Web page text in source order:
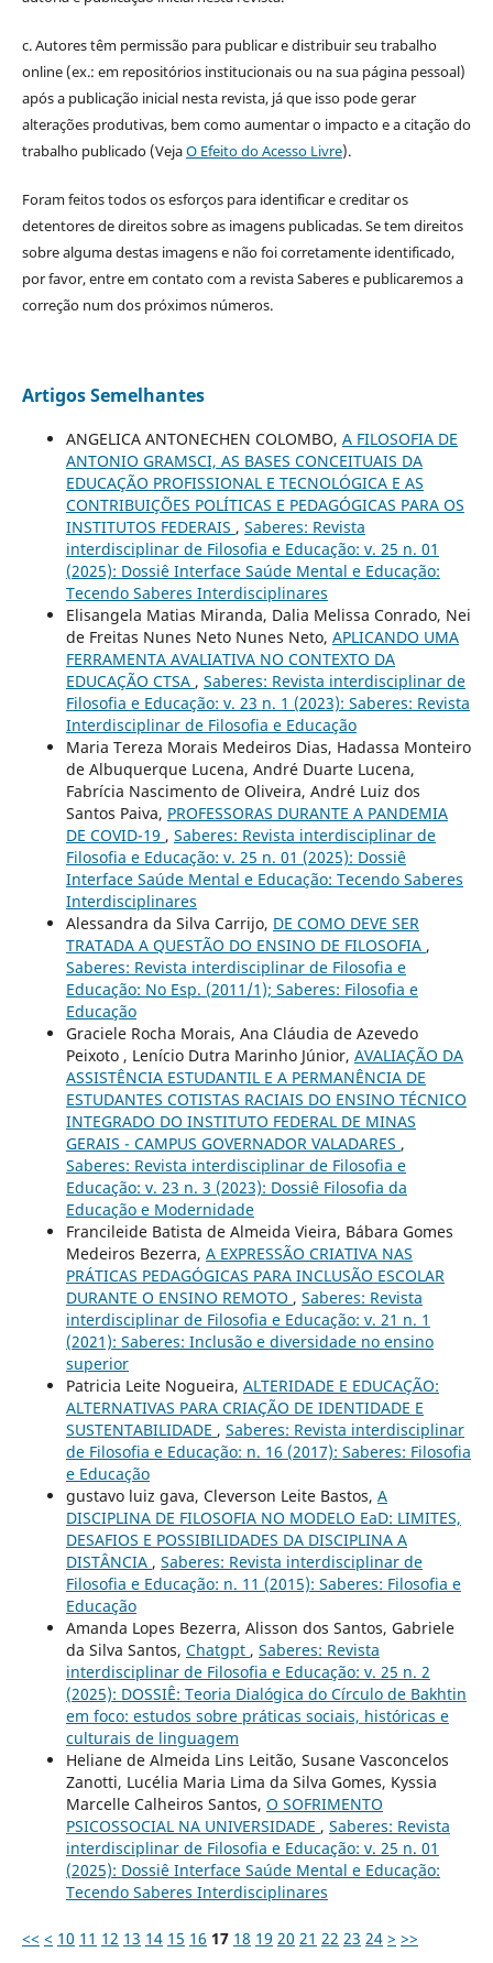
c. Autores têm permissão para publicar e distribuir seu trabalho
online (ex.: em repositórios institucionais ou na sua página pessoal)
após a publicação inicial nesta revista, já que isso pode gerar
alterações produtivas, bem como aumentar o impacto e a citação do
trabalho publicado (VejaO Efeito do Acesso Livre).
Foram feitos todos os esforços para identificar e creditar os
detentores de direitos sobre as imagens publicadas. Se tem direitos
sobre alguma destas imagens e não foi corretamente identificado,
por favor, entre em contato com a revista Saberes e publicaremos a
correção num dos próximos números.
Artigos Semelhantes
ANGELICA ANTONECHEN COLOMBO, A FILOSOFIA DE
ANTONIO GRAMSCI, AS BASES CONCEITUAIS DA
EDUCAÇÃO PROFISSIONAL E TECNOLÓGICA E AS
CONTRIBUIÇÕES POLÍTICAS E PEDAGÓGICAS PARA OS
INSTITUTOS FEDERAIS , Saberes: Revista
interdisciplinar de Filosofia e Educação: v. 25 n. 01
(2025): Dossiê Interface Saúde Mental e Educação:
Tecendo Saberes Interdisciplinares
Elisangela Matias Miranda, Dalia Melissa Conrado, Nei
de Freitas Nunes Neto Nunes Neto, APLICANDO UMA
FERRAMENTA AVALIATIVA NO CONTEXTO DA
EDUCAÇÃO CTSA , Saberes: Revista interdisciplinar de
Filosofia e Educação: v. 23 n. 1 (2023): Saberes: Revista
Interdisciplinar de Filosofia e Educação
Maria Tereza Morais Medeiros Dias, Hadassa Monteiro
de Albuquerque Lucena, André Duarte Lucena,
Fabrícia Nascimento de Oliveira, André Luiz dos
Santos Paiva, PROFESSORAS DURANTE A PANDEMIA
DE COVID-19 , Saberes: Revista interdisciplinar de
Filosofia e Educação: v. 25 n. 01 (2025): Dossiê
Interface Saúde Mental e Educação: Tecendo Saberes
Interdisciplinares
Alessandra da Silva Carrijo, DE COMO DEVE SER
TRATADA A QUESTÃO DO ENSINO DE FILOSOFIA ,
Saberes: Revista interdisciplinar de Filosofia e
Educação: No Esp. (2011/1); Saberes: Filosofia e
Educação
Graciele Rocha Morais, Ana Cláudia de Azevedo
Peixoto , Lenício Dutra Marinho Júnior, AVALIAÇÃO DA
ASSISTÊNCIA ESTUDANTIL E A PERMANÊNCIA DE
ESTUDANTES COTISTAS RACIAIS DO ENSINO TÉCNICO
INTEGRADO DO INSTITUTO FEDERAL DE MINAS
GERAIS - CAMPUS GOVERNADOR VALADARES ,
Saberes: Revista interdisciplinar de Filosofia e
Educação: v. 23 n. 3 (2023): Dossiê Filosofia da
Educação e Modernidade
Francileide Batista de Almeida Vieira, Bábara Gomes
Medeiros Bezerra, A EXPRESSÃO CRIATIVA NAS
PRÁTICAS PEDAGÓGICAS PARA INCLUSÃO ESCOLAR
DURANTE O ENSINO REMOTO , Saberes: Revista
interdisciplinar de Filosofia e Educação: v. 21 n. 1
(2021): Saberes: Inclusão e diversidade no ensino
superior
Patricia Leite Nogueira, ALTERIDADE E EDUCAÇÃO:
ALTERNATIVAS PARA CRIAÇÃO DE IDENTIDADE E
SUSTENTABILIDADE , Saberes: Revista interdisciplinar
de Filosofia e Educação: n. 16 (2017): Saberes: Filosofia
e Educação
gustavo luiz gava, Cleverson Leite Bastos, A
DISCIPLINA DE FILOSOFIA NO MODELO EaD: LIMITES,
DESAFIOS E POSSIBILIDADES DA DISCIPLINA A
DISTÂNCIA , Saberes: Revista interdisciplinar de
Filosofia e Educação: n. 11 (2015): Saberes: Filosofia e
Educação
Amanda Lopes Bezerra, Alisson dos Santos, Gabriele
da Silva Santos, Chatgpt , Saberes: Revista
interdisciplinar de Filosofia e Educação: v. 25 n. 2
(2025): DOSSIÊ: Teoria Dialógica do Círculo de Bakhtin
em foco: estudos sobre práticas sociais, históricas e
culturais de linguagem
Heliane de Almeida Lins Leitão, Susane Vasconcelos
Zanotti, Lucélia Maria Lima da Silva Gomes, Kyssia
Marcelle Calheiros Santos, O SOFRIMENTO
PSICOSSOCIAL NA UNIVERSIDADE , Saberes: Revista
interdisciplinar de Filosofia e Educação: v. 25 n. 01
(2025): Dossiê Interface Saúde Mental e Educação:
Tecendo Saberes Interdisciplinares
<< < 10 11 12 13 14 15 16 17 18 19 20 21 22 23 24 > >>